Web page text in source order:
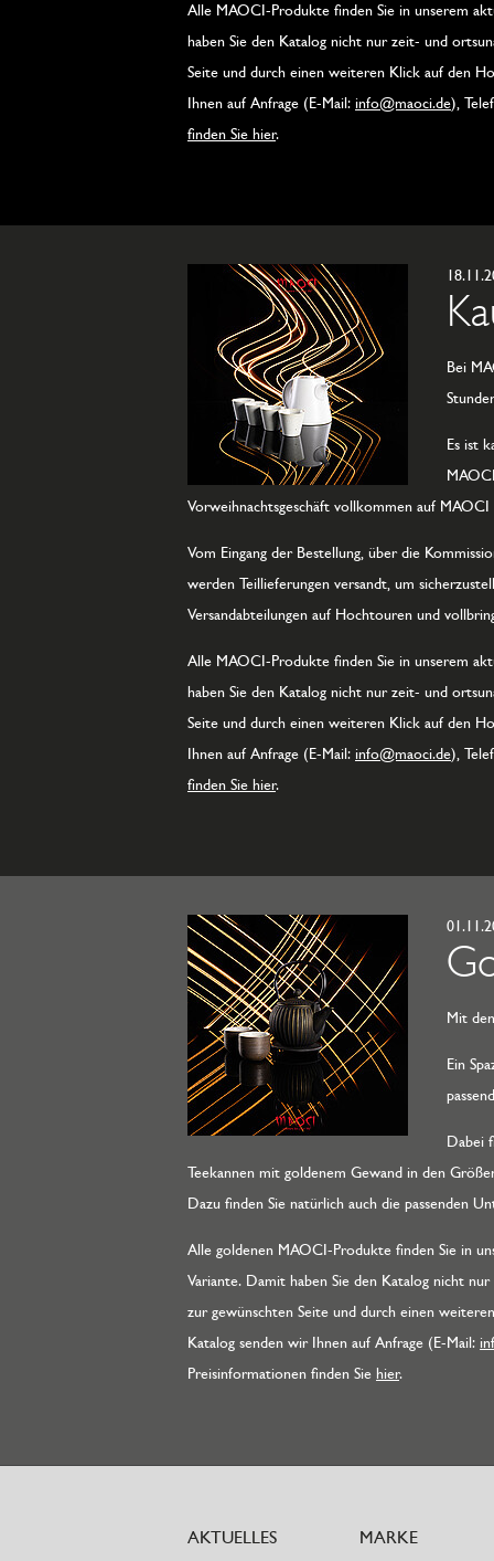
Alle MAOCI-Produkte finden Sie in unserem
haben Sie den Katalog nicht nur zeit- und
Seite und durch einen weiteren Klick auf den
Ihnen auf Anfrage (E-Mail: info@maoci.de),
finden Sie hier.
Bei
Es ist
Vorweihnachtsgeschäft vollkommen auf MAOCI
Vom Eingang der Bestellung, über die
werden Teillieferungen versandt, um
Versandabteilungen auf Hochtouren und
Alle MAOCI-Produkte finden Sie in unserem
haben Sie den Katalog nicht nur zeit- und
Seite und durch einen weiteren Klick auf den
Ihnen auf Anfrage (E-Mail: info@maoci.de),
finden Sie hier.
Mit
Ein
Dabei
Teekannen mit goldenem Gewand in den
Dazu finden Sie natürlich auch die passenden
Alle goldenen MAOCI-Produkte finden Sie in
Variante. Damit haben Sie den Katalog nicht
zur gewünschten Seite und durch einen
Katalog senden wir Ihnen auf Anfrage (E-Mail:
Preisinformationen finden Sie hier.
AKTUELLES MARKE